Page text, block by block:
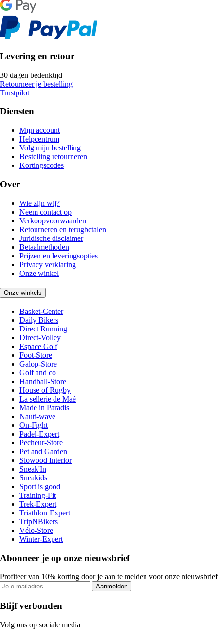
Levering en retour
30 dagen bedenktijd
Retourneer je bestelling
Trustpilot
Diensten
Mijn account
Helpcentrum
Volg mijn bestelling
Bestelling retourneren
Kortingscodes
Over
Wie zijn wij?
Neem contact op
Verkoopvoorwaarden
Retourneren en terugbetalen
Juridische disclaimer
Betaalmethoden
Prijzen en leveringsopties
Privacy verklaring
Onze winkel
Onze winkels
Basket-Center
Daily Bikers
Direct Running
Direct-Volley
Espace Golf
Foot-Store
Galop-Store
Golf and co
Handball-Store
House of Rugby
La sellerie de Maé
Made in Paradis
Nauti-wave
On-Fight
Padel-Expert
Pecheur-Store
Pet and Garden
Slowood Interior
Sneak'In
Sneakids
Sport is good
Training-Fit
Trek-Expert
Triathlon-Expert
TripNBikers
Vélo-Store
Winter-Expert
Abonneer je op onze nieuwsbrief
Profiteer van 10% korting door je aan te melden voor onze nieuwsbrief
Aanmelden
Blijf verbonden
Volg ons op sociale media